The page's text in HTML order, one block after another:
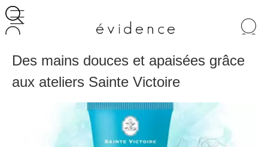
Des mains douces et apaisées grâce
aux ateliers Sainte Victoire